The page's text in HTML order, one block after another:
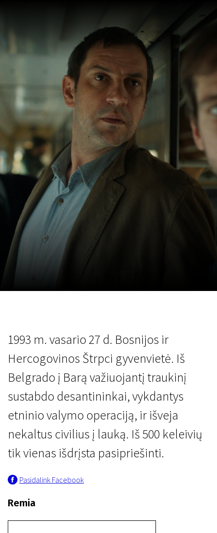
EFA nominantai 2024
1993 m. vasario 27 d. Bosnijos ir
Hercogovinos Štrpci gyvenvietė. Iš
Belgrado į Barą važiuojantį traukinį
sustabdo desantininkai, vykdantys
etninio valymo operaciją, ir išveja
nekaltus civilius į lauką. Iš 500 keleivių
tik vienas išdrįsta pasipriešinti.
Pasidalink Facebook
Remia